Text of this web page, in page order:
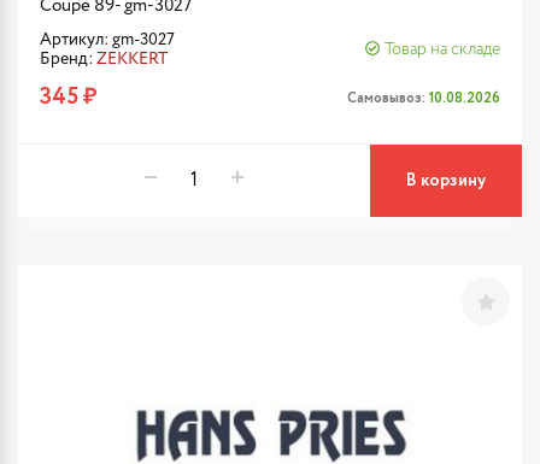
Coupe 89- gm-3027
Артикул: gm-3027
Бренд: ZEKKERT
Товар на складе
345 ₽ Самовывоз: 10.08.2026
В корзину